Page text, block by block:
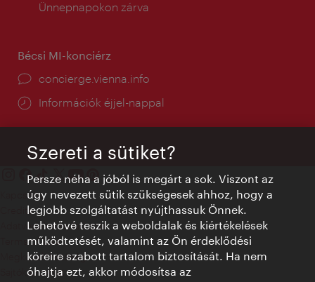
tartás:
Ünnepnapokon zárva
Bécsi MI-konciérz
concierge.vienna.info
Információk éjjel-nappal
Kapcsolat
Credits
Adatvédelmi nyilatkozat
Terms of Use
Megközelíthetőség
Sajtókapcsolat
Szereti a sütiket?
Persze néha a jóból is megárt a sok. Viszont az
úgy nevezett sütik szükségesek ahhoz, hogy a
legjobb szolgáltatást nyújthassuk Önnek.
Lehetővé teszik a weboldalak és kiértékelések
működtetését, valamint az Ön érdeklődési
köreire szabott tartalom biztosítását. Ha nem
óhajtja ezt, akkor módosítsa az